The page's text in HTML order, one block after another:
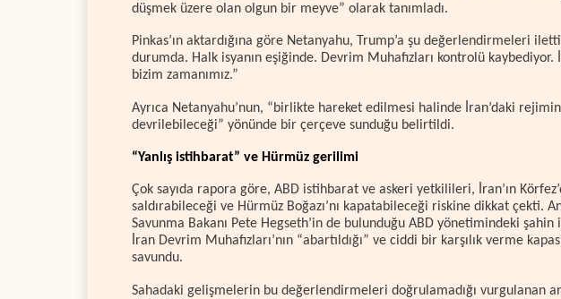
düşmek üzere olan olgun bir meyve” olarak tanımladı.
Pinkas’ın aktardığına göre Netanyahu, Trump’a şu değerlendirmeleri
durumda. Halk isyanın eşiğinde. Devrim Muhafızları kontrolü kaybediyor.
bizim zamanımız.”
Ayrıca Netanyahu’nun, “birlikte hareket edilmesi halinde İran’daki
devrilebileceği” yönünde bir çerçeve sunduğu belirtildi.
“Yanlış istihbarat” ve Hürmüz gerilimi
Çok sayıda rapora göre, ABD istihbarat ve askeri yetkilileri, İran’ın
saldırabileceği ve Hürmüz Boğazı’nı kapatabileceği riskine dikkat çekti.
Savunma Bakanı Pete Hegseth’in de bulunduğu ABD yönetimindeki şahin
İran Devrim Muhafızları’nın “abartıldığı” ve ciddi bir karşılık verme
savundu.
Sahadaki gelişmelerin bu değerlendirmeleri doğrulamadığı vurgulanan